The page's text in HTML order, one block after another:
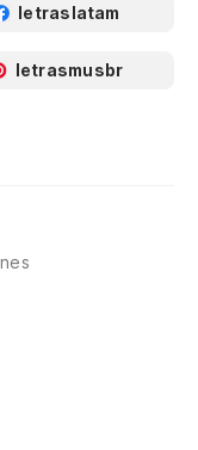
letraslatam
letrasmusbr